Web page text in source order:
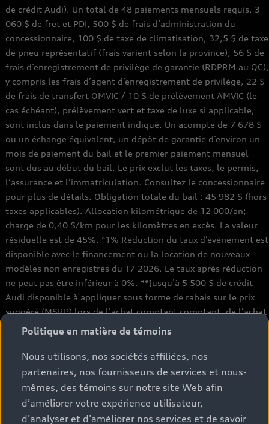
de crédit Audi). Un total de 48 paiements mensuels requis. 3
060 $ de fret et PDI, 500 $ de frais d’administration du
concessionnaire, 100 $ de taxe de climatisation, 32,5 $ de taxe
de pneu représentatif (frais varient selon la province), 56 $ de
frais d’enregistrement de privilège de garantie (RDPRM au QC),
y compris les frais d’agent d’enregistrement de privilège, 22 $
de frais de transfert OMVIC / 10 $ de prélèvement AMVIC (le
cas échéant), prélèvement vert et taxe de luxe si applicable,
sont inclus dans le paiement indiqué. Un acompte de 7 678 $
ou un échange équivalent, un dépôt de garantie d’environ un
mois de paiement du bail et le premier paiement mensuel
sont dus au début du bail. Le prix exclut les taxes, le permis,
l’assurance et l’immatriculation. Consultez le concessionnaire
pour plus de détails. Obligation totale du bail : 45 982 $ (hors
taxes applicables). Allocation kilométrique de 12 000/an;
charge de 0,40 $/km pour les kilomètres en excès. La valeur
résiduelle est de 45%. ^1% Réduction du taux d’événement est
disponible avec le financement ou la location de nouveaux
modèles non enregistrés du T7 2026. Le taux après réduction
ne peut pas être inférieur à 0%. **Jusqu’à 5 500 $ de crédit
Audi disponible à appliquer sous forme de rabais sur le prix
suggéré (MSRP) lors de l’achat comptant comptant, de l’achat
par financement ou de la location de certains modèles Q7 55
TFSI quattro, neufs et non immatriculés. Le crédit varie selon
le modèle. Des conditions s’appliquent. Consultez votre
concessionnaire pour plus de détails. Une réduction de taux de
2% est possible sur un financement ou un bail via Audi
Financial Services (AFS) pour tout modèle Audi Q7 2026 neuf,
non immatriculé, avec un crédit approuvé. Offre disponible
Politique en matière de témoins
Nous utilisons, nos sociétés affiliées, nos
partenaires, nos fournisseurs de services et nous-
mêmes, des témoins sur notre site Web afin
d’améliorer votre expérience utilisateur,
d’analyser et d’améliorer nos services et de savoir